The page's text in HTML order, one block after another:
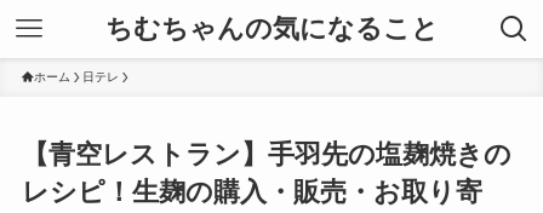
ちむちゃんの気になること
ホーム 日テレ
【青空レストラン】手羽先の塩麹焼きの
レシピ！生麹の購入・販売・お取り寄